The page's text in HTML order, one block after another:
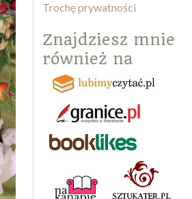
Trochę prywatności
Znajdziesz mnie
również na